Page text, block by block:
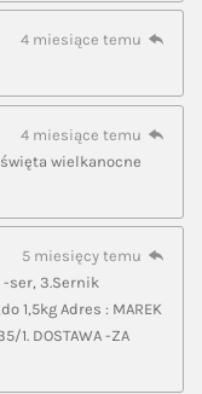
4 miesiące temu
4 miesiące temu
wielkanocne
5 miesięcy temu
-ser, 3.Sernik
1,5kg Adres : MAREK
1. DOSTAWA -ZA